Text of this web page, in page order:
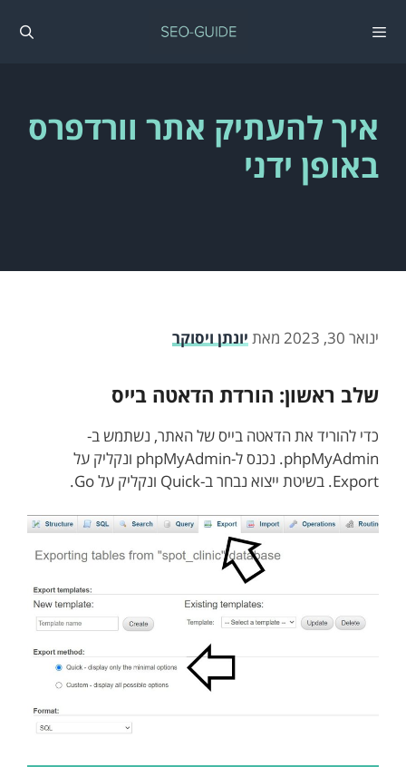
לתוכן
איך להעתיק אתר וורדפרס
באופן ידני
ינואר 30, 2023 מאת יונתן ויסוקר
שלב ראשון: הורדת הדאטה בייס
כדי להוריד את הדאטה בייס של האתר, נשתמש ב-
phpMyAdmin. נכנס ל-phpMyAdmin ונקליק על
Export. בשיטת ייצוא נבחר ב-Quick ונקליק על Go.